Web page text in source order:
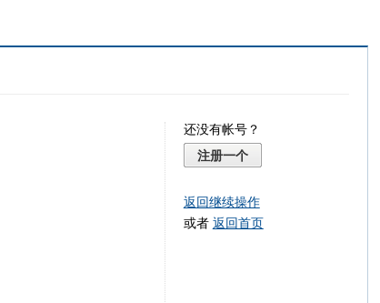
还没有帐号？
注册一个
返回继续操作
或者 返回首页